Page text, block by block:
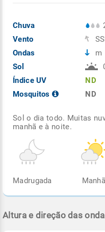
Chuva
Vento
Ondas
Sol
Índice UV
Mosquitos
m
ND
ND
Sol o dia todo. Muitas
manhã e à noite.
Madrugada Manhã
Altura e direção das